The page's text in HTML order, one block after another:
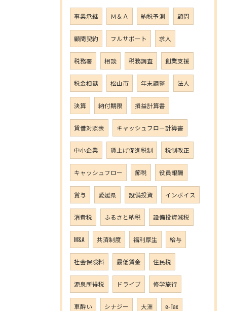
事業承継 Ｍ＆Ａ 納税予測 顧問
顧問契約 フルサポート 求人
税務署 相談 税務調査 創業支援
税金相談 松山市 年末調整 法人
決算 納付期限 損益計算書
貸借対照表 キャッシュフロー計算書
中小企業 賃上げ促進税制 税制改正
キャッシュフロー 節税 役員報酬
賞与 愛媛県 設備投資 インボイス
消費税 ふるさと納税 設備投資減税
M&A 共済制度 福利厚生 給与
社会保険料 最低賃金 住民税
源泉所得税 ドライブ 修学旅行
車酔い シナジー 大洲 e-Tax